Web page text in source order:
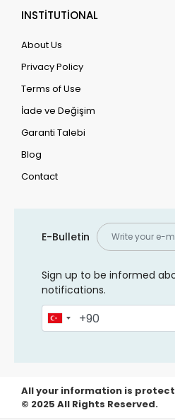
INSTİTUTİONAL
About Us
Privacy Policy
Terms of Use
İade ve Değişim
Garanti Talebi
Blog
Contact
E-Bulletin
Sign up to be informed
notifications.
All your information is
© 2025 All Rights Reserved.